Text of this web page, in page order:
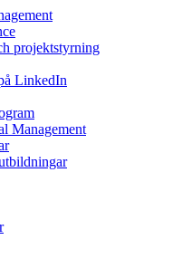
projektstyrning
LinkedIn
Management